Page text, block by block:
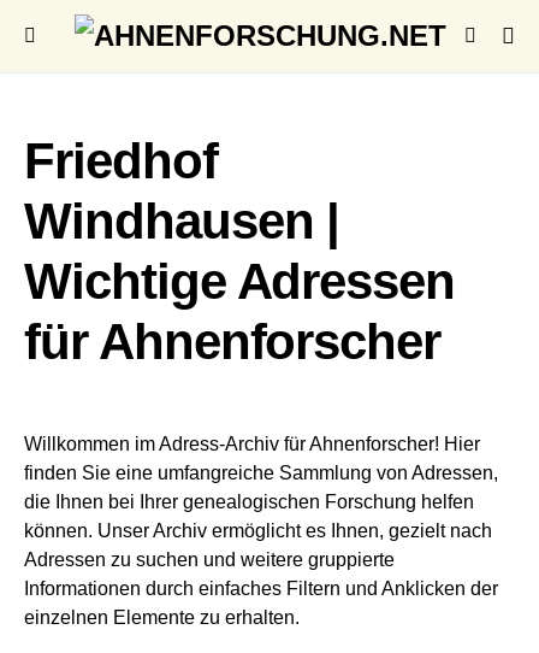
Friedhof
Windhausen |
Wichtige Adressen
für Ahnenforscher
Willkommen im Adress-Archiv für Ahnenforscher! Hier
finden Sie eine umfangreiche Sammlung von Adressen,
die Ihnen bei Ihrer genealogischen Forschung helfen
können. Unser Archiv ermöglicht es Ihnen, gezielt nach
Adressen zu suchen und weitere gruppierte
Informationen durch einfaches Filtern und Anklicken der
einzelnen Elemente zu erhalten.